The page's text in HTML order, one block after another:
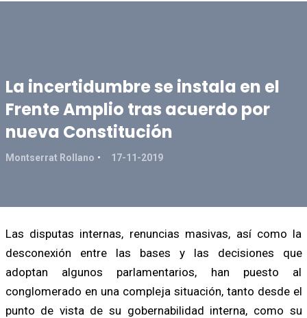
La incertidumbre se instala en el
Frente Amplio tras acuerdo por
nueva Constitución
Montserrat Rollano 17-11-2019
Las disputas internas, renuncias masivas, así como la
desconexión entre las bases y las decisiones que
adoptan algunos parlamentarios, han puesto al
conglomerado en una compleja situación, tanto desde el
punto de vista de su gobernabilidad interna, como su